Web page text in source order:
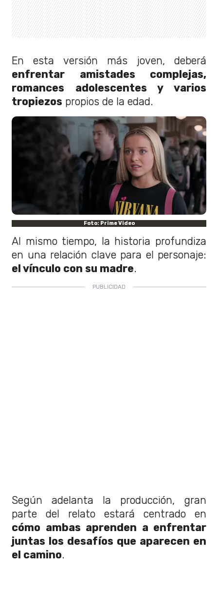
En esta versión más joven, deberá
enfrentar amistades complejas,
romances adolescentes y varios
tropiezos propios de la edad.
Foto: Prime Video
Al mismo tiempo, la historia profundiza
en una relación clave para el personaje:
el vínculo con su madre.
Según adelanta la producción, gran
parte del relato estará centrado en
cómo ambas aprenden a enfrentar
juntas los desafíos que aparecen en
el camino.